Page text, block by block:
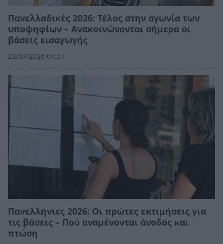
Πανελλαδικές 2026: Τέλος στην αγωνία των
υποψηφίων – Ανακοινώνονται σήμερα οι
βάσεις εισαγωγής
23/07/2026 07:37
Πανελλήνιες 2026: Οι πρώτες εκτιμήσεις για
τις βάσεις – Πού αναμένονται άνοδος και
πτώση